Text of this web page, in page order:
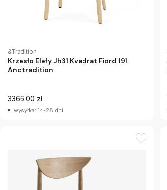
&Tradition
Krzesło Elefy Jh31 Kvadrat Fiord 191
Andtradition
3366.00 zł
wysyłka: 14-28 dni